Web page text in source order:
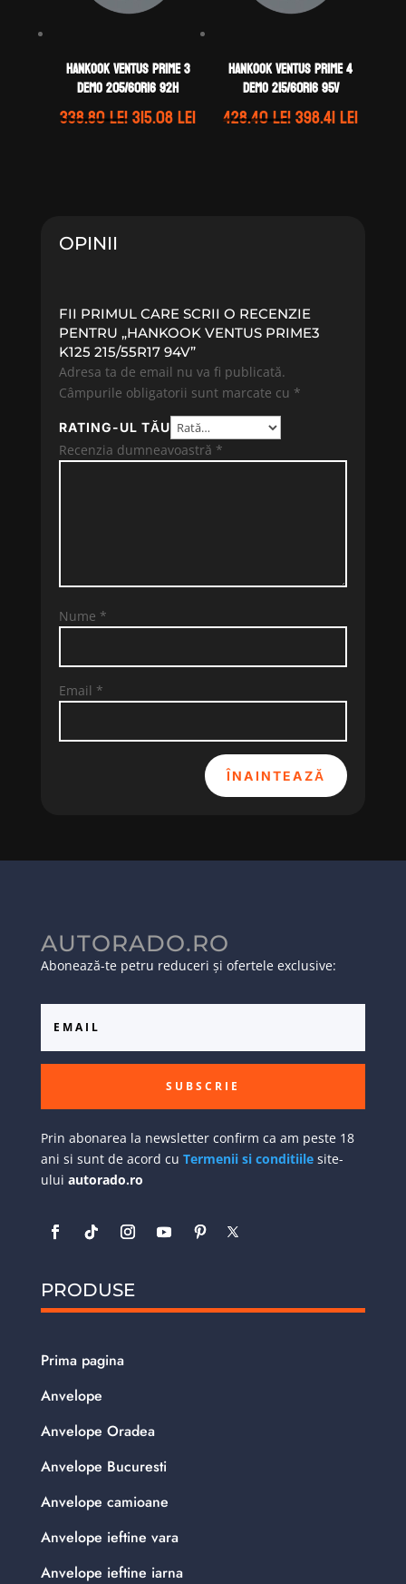
Hankook VENTUS PRIME 3
DEMO 205/60R16 92H
338.80leiPrețul
315.08leiPrețul
Hankook VENTUS PRIME 4
DEMO 215/60R16 95V
428.40leiPrețul
398.41leiPrețul
OPINII
FII PRIMUL CARE SCRII O RECENZIE
PENTRU „HANKOOK VENTUS PRIME3
K125 215/55R17 94V”
Adresa ta de email nu va fi publicată.
Câmpurile obligatorii sunt marcate cu *
RATING-UL TĂU
Recenzia dumneavoastră *
Nume *
Email *
ÎNAINTEAZĂ
AUTORADO.RO
Abonează-te petru reduceri și ofertele exclusive:
SUBSCRIE
Prin abonarea la newsletter confirm ca am peste 18
ani si sunt de acord cu Termenii si conditiilesite-
ului autorado.ro
PRODUSE
Prima pagina
Anvelope
Anvelope Oradea
Anvelope Bucuresti
Anvelope camioane
Anvelope ieftine vara
Anvelope ieftine iarna